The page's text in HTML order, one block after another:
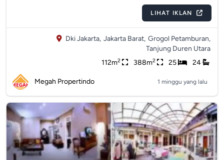
LIHAT IKLAN
Dki Jakarta, Jakarta Barat, Grogol Petamburan,
Tanjung Duren Utara
112m2 388m2 25 24
Megah Propertindo 1 minggu yang lalu